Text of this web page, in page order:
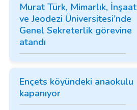
Murat Türk, Mimarlık, İnşaat
ve Jeodezi Üniversitesi'nde
Genel Sekreterlik görevine
atandı
Ençets köyündeki anaokulu
kapanıyor